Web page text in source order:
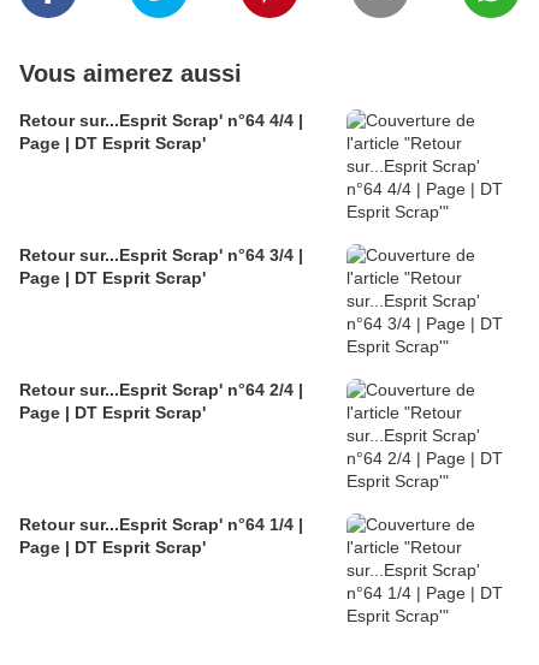
Vous aimerez aussi
Retour sur...Esprit Scrap' n°64 4/4 |
Page | DT Esprit Scrap'
Retour sur...Esprit Scrap' n°64 3/4 |
Page | DT Esprit Scrap'
Retour sur...Esprit Scrap' n°64 2/4 |
Page | DT Esprit Scrap'
Retour sur...Esprit Scrap' n°64 1/4 |
Page | DT Esprit Scrap'